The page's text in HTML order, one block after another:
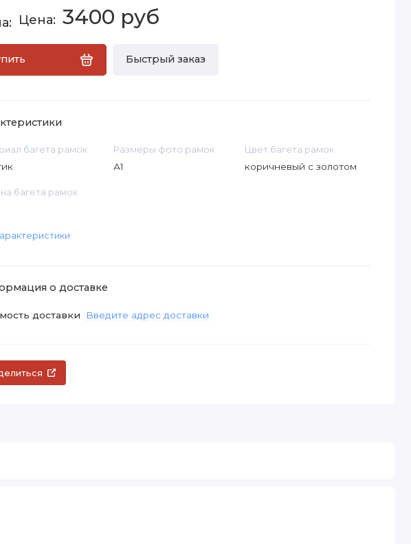
3400 руб
Быстрый заказ
багета рамок Размеры фото рамок
А1
Цвет багета рамок
коричневый с золотом
багета рамок
о доставке
доставки Введите адрес доставки